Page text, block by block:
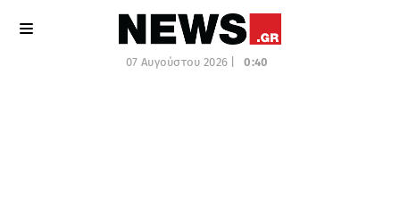
07 Αυγούστου 2026 | 0:40